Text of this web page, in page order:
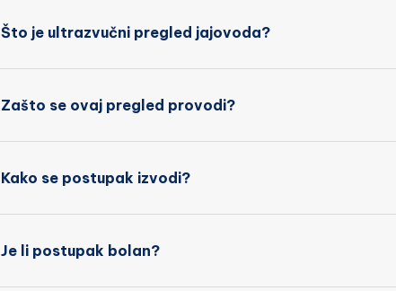
Što je ultrazvučni pregled jajovoda?
Zašto se ovaj pregled provodi?
Kako se postupak izvodi?
Je li postupak bolan?